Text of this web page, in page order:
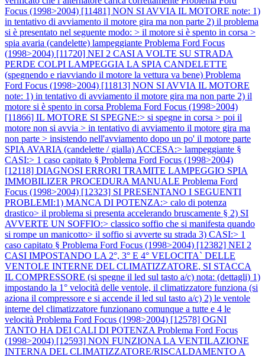
Focus (1998>2004) [11481] NON SI AVVIA IL MOTORE note: 1)
in tentativo di avviamento il motore gira ma non parte 2) il problema
si è presentato nel seguente modo: > il motore si è spento in corsa >
spia avaria (candelette) lampeggiante Problema Ford Focus
(1998>2004) [11720] NEI 2 CASI A VOLTE SU STRADA
PERDE COLPI LAMPEGGIA LA SPIA CANDELETTE
(spegnendo e riavviando il motore la vettura va bene) Problema
Ford Focus (1998>2004) [11813] NON SI AVVIA IL MOTORE
note: 1) in tentativo di avviamento il motore gira ma non parte 2) il
motore si è spento in corsa Problema Ford Focus (1998>2004)
[11866] IL MOTORE SI SPEGNE:> si spegne in corsa > poi il
motore non si avvia > in tentativo di avviamento il motore gira ma
non parte > insistendo nell'avviamento dopo un po' il motore parte
SPIA AVARIA (candelette / gialla) ACCESA:> lampeggiante §
CASI:> 1 caso capitato § Problema Ford Focus (1998>2004)
[12118] DIAGNOSI ERRORI TRAMITE LAMPEGGIO SPIA
IMMOBILIZER PROCEDURA MANUALE Problema Ford
Focus (1998>2004) [12323] SI PRESENTANO I SEGUENTI
PROBLEMI:1) MANCA DI POTENZA:> calo di potenza
drastico> il problema si presenta accelerando bruscamente § 2) SI
AVVERTE UN SOFFIO:> classico soffio che si manifesta quando
si rompe un manicotto> il soffio si avverte su strada 3) CASI:> 1
caso capitato § Problema Ford Focus (1998>2004) [12382] NEI 2
CASI IMPOSTANDO LA 2°, 3° E 4° VELOCITA` DELLE
VENTOLE INTERNE DEL CLIMATIZZATORE, SI STACCA
IL COMPRESSORE (si spegne il led sul tasto a/c) nota: (dettagli) 1)
impostando la 1° velocità delle ventole, il climatizzatore funziona (si
aziona il compressore e si accende il led sul tasto a/c) 2) le ventole
interne del climatizzatore funzionano comunque a tutte e 4 le
velocità Problema Ford Focus (1998>2004) [12578] OGNI
TANTO HA DEI CALI DI POTENZA Problema Ford Focus
(1998>2004) [12593] NON FUNZIONA LA VENTILAZIONE
INTERNA DEL CLIMATIZZATORE/RISCALDAMENTO A